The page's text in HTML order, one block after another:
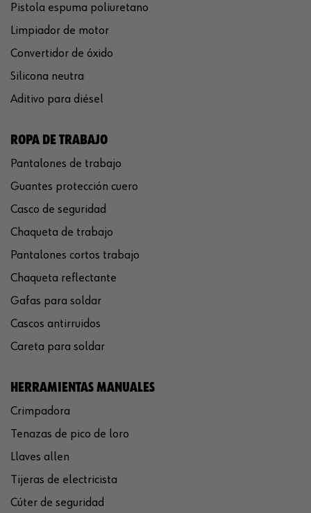
Pistola espuma poliuretano
Limpiador de motor
Convertidor de óxido
Silicona neutra
Aditivo para diésel
ROPA DE TRABAJO
Pantalones de trabajo
Guantes protección cuero
Casco de seguridad
Chaqueta de trabajo
Pantalones cortos trabajo
Chaqueta reflectante
Gafas para soldar
Cascos antirruidos
Careta para soldar
HERRAMIENTAS MANUALES
Crimpadora
Tenazas de pico de loro
Llaves allen
Tijeras de electricista
Cúter de seguridad